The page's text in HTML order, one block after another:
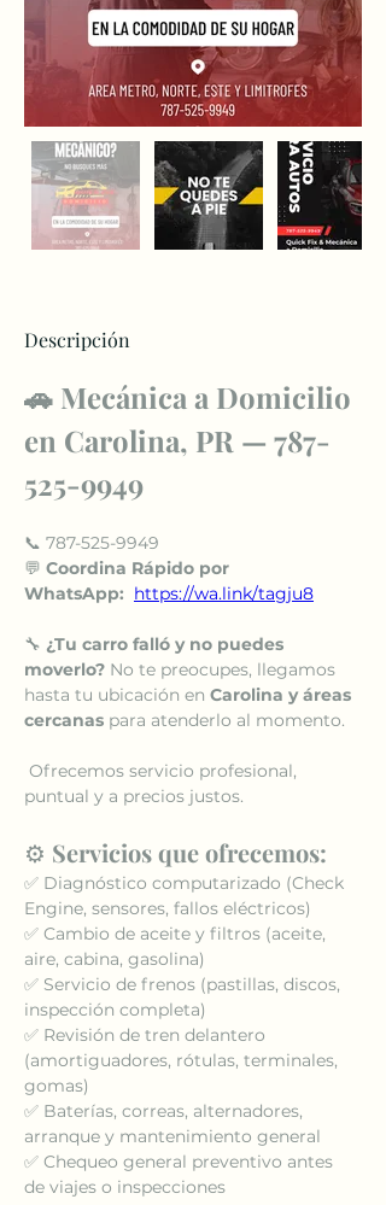
Descripción
🚗 Mecánica a Domicilio
en Carolina, PR — 787-
525-9949
📞 787-525-9949
💬 Coordina Rápido por
WhatsApp: https://wa.link/tagju8
🔧 ¿Tu carro falló y no puedes
moverlo? No te preocupes, llegamos
hasta tu ubicación en Carolina y áreas
cercanas para atenderlo al momento.
puntual y a precios justos.
⚙️ Servicios que ofrecemos:
✅ Diagnóstico computarizado (Check
Engine, sensores, fallos eléctricos)
✅ Cambio de aceite y filtros (aceite,
aire, cabina, gasolina)
✅ Servicio de frenos (pastillas, discos,
inspección completa)
✅ Revisión de tren delantero
(amortiguadores, rótulas, terminales,
gomas)
✅ Baterías, correas, alternadores,
arranque y mantenimiento general
✅ Chequeo general preventivo antes
de viajes o inspecciones